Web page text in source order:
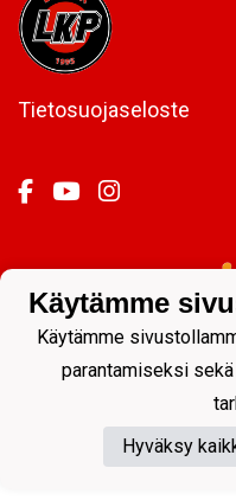
Tietosuojaseloste
Käytämme
Käytämme
parantamiseksi
Hyväksy